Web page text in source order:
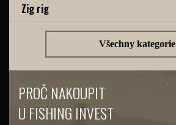
Zig rig
Všechny kategorie
PROČ NAKOUPIT
U FISHING INVEST